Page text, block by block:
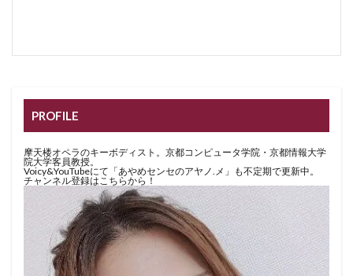
PROFILE
摩天楼オペラのキーボディスト。京都コンピュータ学院・京都情報大学
院大学客員教授。
Voicy&YouTubeにて「あやめセンセのアヤノ.メ」も不定期で更新中。
チャンネル登録はこちらから！